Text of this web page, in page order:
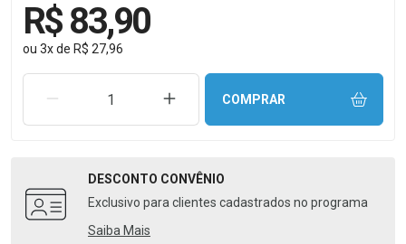
R$ 83,90
ou 3xde R$ 27,96
REMOVER UMA UNIDADEAUMENTAR UMA UNIDADE
COMPRAR
DESCONTO CONVÊNIO
Exclusivo para clientes cadastrados no programa
Saiba Mais